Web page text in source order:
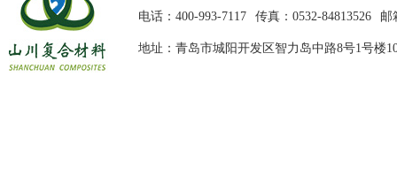
电话：400-993-7117 传真：0532-84813526 邮
地址：青岛市城阳开发区智力岛中路8号1号楼